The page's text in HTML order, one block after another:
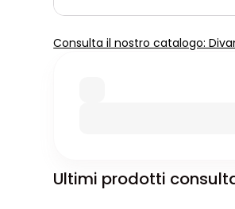
Consulta il nostro catalogo:
Ultimi prodotti